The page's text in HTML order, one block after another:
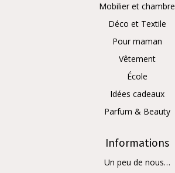
Mobilier et chambre
Déco et Textile
Pour maman
Vêtement
École
Idées cadeaux
Parfum & Beauty
Informations
Un peu de nous…